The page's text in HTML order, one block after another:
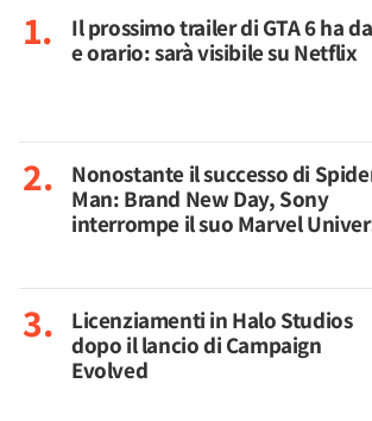
Il prossimo trailer di GTA 6 ha
e orario: sarà visibile su Netflix
Nonostante il successo di
Man: Brand New Day, Sony
interrompe il suo Marvel
Licenziamenti in Halo Studios
dopo il lancio di Campaign
Evolved